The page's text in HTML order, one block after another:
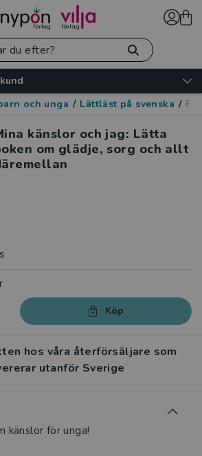
och unga / Lättläst på svenska /
känslor och jag: Lätta
om glädje, sorg och allt
Köp
hos våra återförsäljare som
utanför Sverige
känslor för unga!